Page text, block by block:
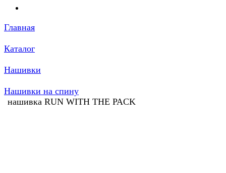
Главная
Каталог
Нашивки
Нашивки на спину
нашивка RUN WITH THE PACK